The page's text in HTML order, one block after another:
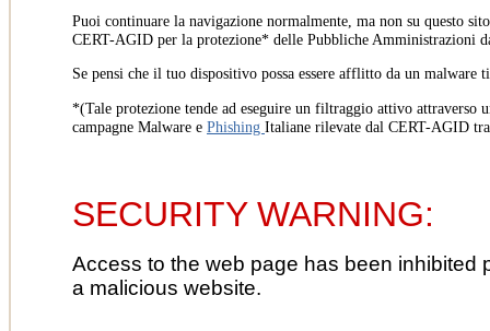
Puoi continuare la navigazione normalmente, ma non su questo
CERT-AGID per la protezione* delle Pubbliche Amministrazioni
Se pensi che il tuo dispositivo possa essere afflitto da un
*(Tale protezione tende ad eseguire un filtraggio attivo
campagne Malware e Phishing Italiane rilevate dal CERT-AGID
SECURITY WARNING:
Access to the web page has been
a malicious website.